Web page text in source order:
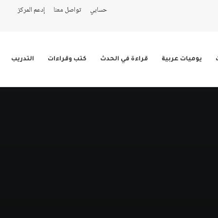
حسابي تواصل معنا إدعم المركز
يوميات عربية قراءة في الحدث كتب وقراءات التدريب